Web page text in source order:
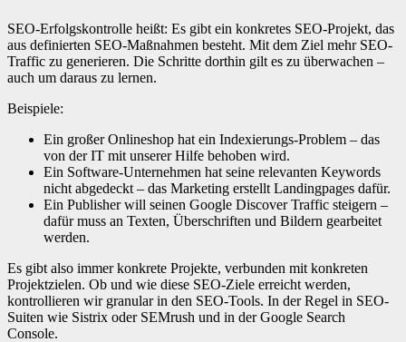
SEO-Erfolgskontrolle heißt: Es gibt ein konkretes SEO-Projekt, das
aus definierten SEO-Maßnahmen besteht. Mit dem Ziel mehr SEO-
Traffic zu generieren. Die Schritte dorthin gilt es zu überwachen –
auch um daraus zu lernen.
Beispiele:
Ein großer Onlineshop hat ein Indexierungs-Problem – das
von der IT mit unserer Hilfe behoben wird.
Ein Software-Unternehmen hat seine relevanten Keywords
nicht abgedeckt – das Marketing erstellt Landingpages dafür.
Ein Publisher will seinen Google Discover Traffic steigern –
dafür muss an Texten, Überschriften und Bildern gearbeitet
werden.
Es gibt also immer konkrete Projekte, verbunden mit konkreten
Projektzielen. Ob und wie diese SEO-Ziele erreicht werden,
kontrollieren wir granular in den SEO-Tools. In der Regel in SEO-
Suiten wie Sistrix oder SEMrush und in der Google Search
Console.